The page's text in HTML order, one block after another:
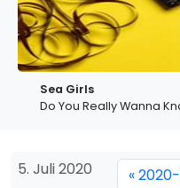
Sea Girls
Do You Really Wanna
5. Juli 2020 «